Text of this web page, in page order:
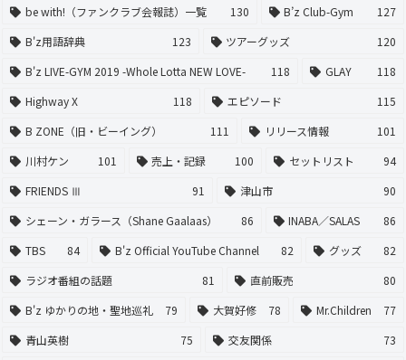
be with!（ファンクラブ会報誌）一覧
130 B’z Club-Gym
127
B'z用語辞典
123 ツアーグッズ
120
B'z LIVE-GYM 2019 -Whole Lotta NEW LOVE-
118 GLAY
118
Highway X
118 エピソード
115
B ZONE（旧・ビーイング）
111 リリース情報
101
川村ケン
101 売上・記録 100 セットリスト
94
FRIENDS Ⅲ
91 津山市
90
シェーン・ガラース（Shane Gaalaas）
86 INABA／SALAS
86
TBS
84 B'z Official YouTube Channel 82 グッズ
82
ラジオ番組の話題
81 直前販売
80
B'z ゆかりの地・聖地巡礼
79 大賀好修 78 Mr.Children
77
青山英樹
75 交友関係
73